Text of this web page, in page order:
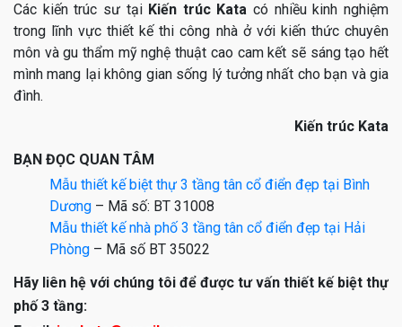
Các kiến trúc sư tại Kiến trúc Katacó nhiều kinh nghiệm
trong lĩnh vực thiết kế thi công nhà ở với kiến thức chuyên
môn và gu thẩm mỹ nghệ thuật cao cam kết sẽ sáng tạo hết
mình mang lại không gian sống lý tưởng nhất cho bạn và gia
đình.
Kiến trúc Kata
BẠN ĐỌC QUAN TÂM
Mẫu thiết kế biệt thự 3 tầng tân cổ điển đẹp tại Bình
Dương – Mã số: BT 31008
Mẫu thiết kế nhà phố 3 tầng tân cổ điển đẹp tại Hải
Phòng – Mã số BT 35022
Hãy liên hệ với chúng tôi để được tư vấn thiết kế biệt thự
phố 3 tầng: